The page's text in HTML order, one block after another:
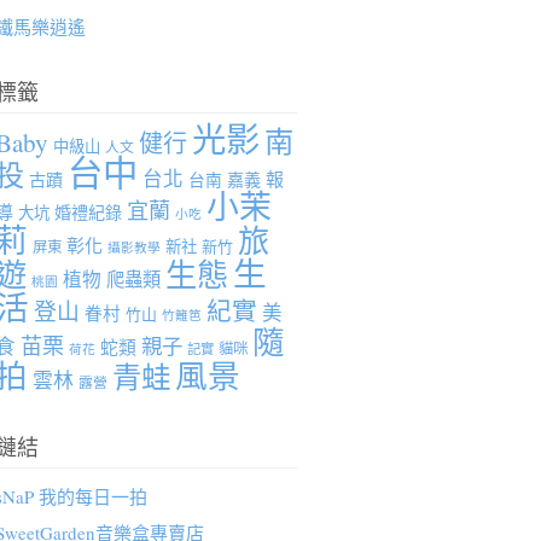
馬樂逍遙
籤
中級山 人文 健行光影南
古蹟 台中 台北 台南 嘉義 報
大坑 婚禮紀錄 宜蘭 小吃 小茉
屏東 彰化 攝影教學 新社 新竹 旅
桃園 植物 爬蟲類 生態生
登山 眷村 竹山 竹籬笆 紀實 美
苗栗 荷花 蛇類 親子 記實 貓咪 隨
雲林 露營 青蛙風景
結
我的每日一拍
音樂盒專賣店